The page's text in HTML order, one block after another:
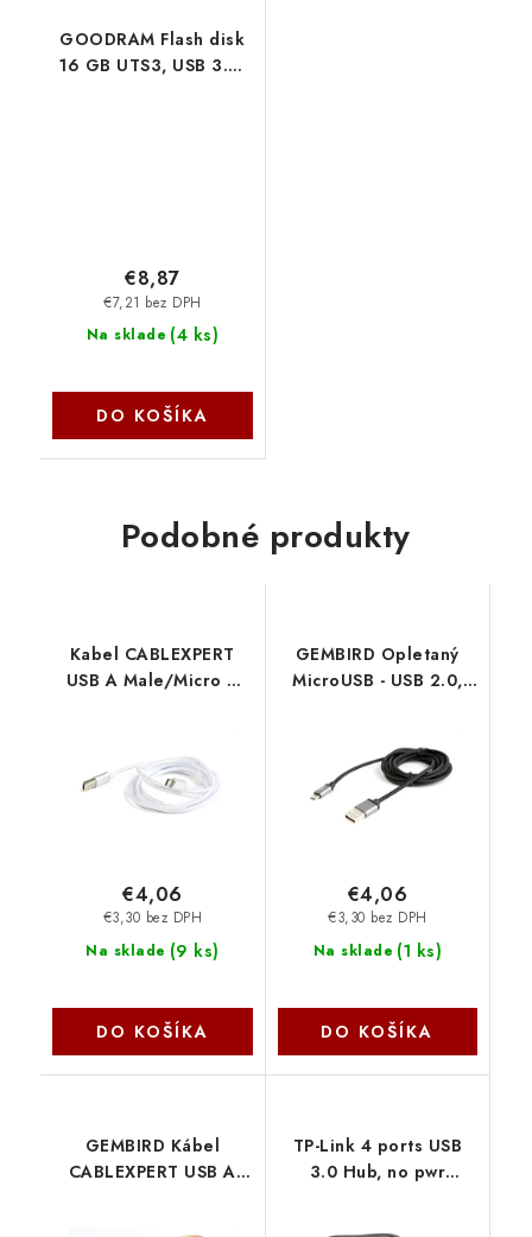
GOODRAM Flash disk
16 GB UTS3, USB 3.0,
Na sklade (4 ks)
€7,21 bez DPH
€8,87
DO KOŠÍKA
Podobné produkty
Kabel CABLEXPERT
USB A Male/Micro B
blister CCB-mUSB2B-
AMBM-6-S Gembird
Na sklade (9 ks)
€3,30 bez DPH
€4,06
DO KOŠÍKA
GEMBIRD Opletaný
MicroUSB - USB 2.0,
Gembird
Na sklade (1 ks)
€3,30 bez DPH
€4,06
DO KOŠÍKA
GEMBIRD Kábel
CABLEXPERT USB A
TP-Link 4 ports USB
3.0 Hub, no pwr